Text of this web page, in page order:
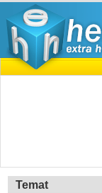
Temat